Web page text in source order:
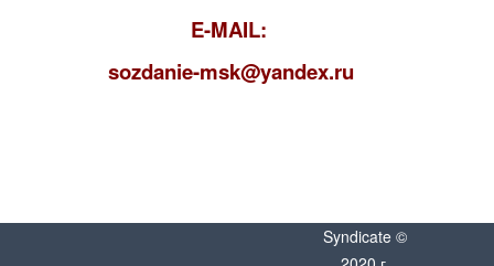
E-MAIL:
sozdanie-msk@yandex.ru
Syndicate ©